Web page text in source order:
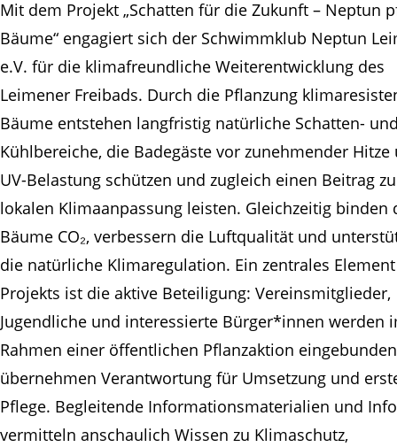
Mit dem Projekt „Schatten für die Zukunft – Neptun
Bäume“ engagiert sich der Schwimmklub Neptun
e.V. für die klimafreundliche Weiterentwicklung des
Leimener Freibads. Durch die Pflanzung
Bäume entstehen langfristig natürliche Schatten-
Kühlbereiche, die Badegäste vor zunehmender Hitze
UV-Belastung schützen und zugleich einen Beitrag
lokalen Klimaanpassung leisten. Gleichzeitig binden
Bäume CO₂, verbessern die Luftqualität und
die natürliche Klimaregulation. Ein zentrales
Projekts ist die aktive Beteiligung: Vereinsmitglieder,
Jugendliche und interessierte Bürger*innen werden
Rahmen einer öffentlichen Pflanzaktion
übernehmen Verantwortung für Umsetzung und
Pflege. Begleitende Informationsmaterialien und
vermitteln anschaulich Wissen zu Klimaschutz,